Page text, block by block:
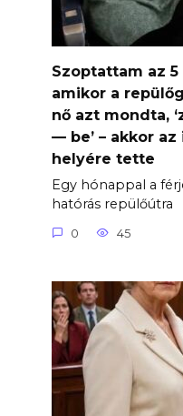
Szoptattam az
amikor a
nő azt mondta,
— be’ – akkor
helyére tette
Egy hónappal a
hatórás repülőútra
0 45